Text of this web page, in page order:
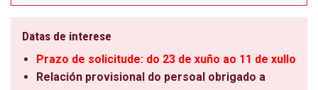
Datas de interese
Prazo de solicitude: do 23 de xuño ao 11 de xullo
Relación provisional do persoal obrigado a